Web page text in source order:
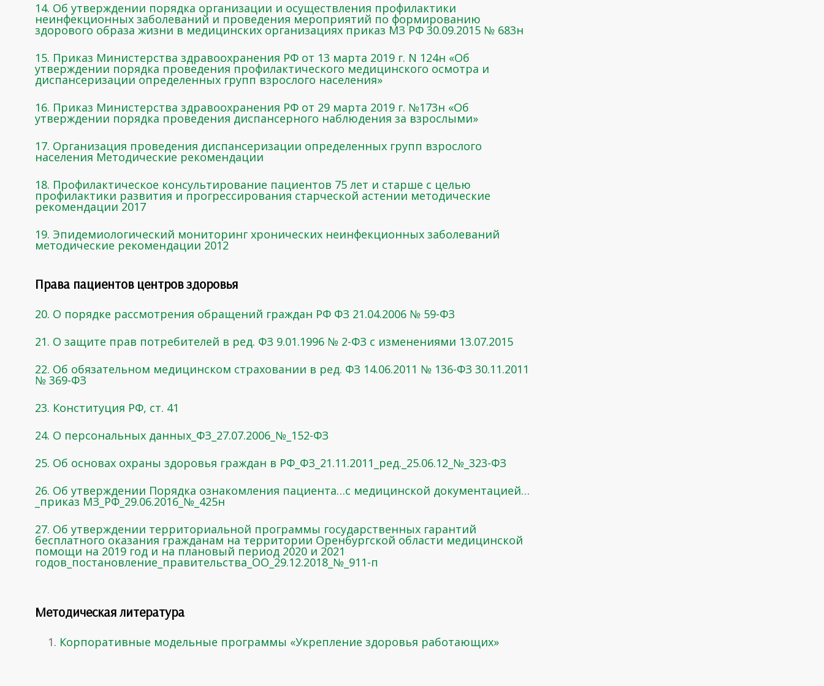
14. Об утверждении порядка организации и осуществления профилактики
неинфекционных заболеваний и проведения мероприятий по формированию
здорового образа жизни в медицинских организациях приказ МЗ РФ 30.09.2015 № 683н
15. Приказ Министерства здравоохранения РФ от 13 марта 2019 г. N 124н «Об
утверждении порядка проведения профилактического медицинского осмотра и
диспансеризации определенных групп взрослого населения»
16. Приказ Министерства здравоохранения РФ от 29 марта 2019 г. №173н «Об
утверждении порядка проведения диспансерного наблюдения за взрослыми»
17. Организация проведения диспансеризации определенных групп взрослого
населения Методические рекомендации
18. Профилактическое консультирование пациентов 75 лет и старше с целью
профилактики развития и прогрессирования старческой астении методические
рекомендации 2017
19. Эпидемиологический мониторинг хронических неинфекционных заболеваний
методические рекомендации 2012
Права пациентов центров здоровья
20. О порядке рассмотрения обращений граждан РФ ФЗ 21.04.2006 № 59-ФЗ
21. О защите прав потребителей в ред. ФЗ 9.01.1996 № 2-ФЗ с изменениями 13.07.2015
22. Об обязательном медицинском страховании в ред. ФЗ 14.06.2011 № 136-ФЗ 30.11.2011
№ 369-ФЗ
23. Конституция РФ, ст. 41
24. О персональных данных_ФЗ_27.07.2006_№_152-ФЗ
25. Об основах охраны здоровья граждан в РФ_ФЗ_21.11.2011_ред._25.06.12_№_323-ФЗ
26. Об утверждении Порядка ознакомления пациента…с медицинской документацией…
_приказ МЗ_РФ_29.06.2016_№_425н
27. Об утверждении территориальной программы государственных гарантий
бесплатного оказания гражданам на территории Оренбургской области медицинской
помощи на 2019 год и на плановый период 2020 и 2021
годов_постановление_правительства_ОО_29.12.2018_№_911-п
Методическая литература
Корпоративные модельные программы «Укрепление здоровья работающих»